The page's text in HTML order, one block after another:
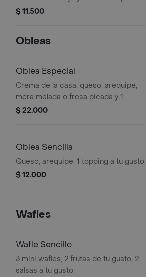
$ 11.500
Obleas
Oblea Especial
Crema de la casa, queso, arequipe,
mora melada o fresa picada y 1
topping a tu gusto.
$ 22.000
Oblea Sencilla
Queso, arequipe, 1 topping a tu gusto.
$ 12.000
Wafles
Wafle Sencillo
3 mini wafles, 2 frutas de tu gusto, 2
salsas a tu gusto.